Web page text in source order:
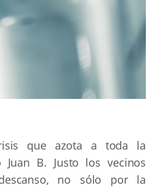
que azota a toda la
Juan B. Justo los vecinos
no sólo por la